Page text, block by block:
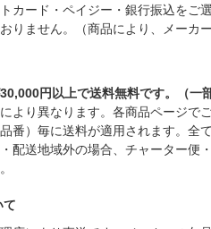
カード・ペイジー・銀行振込をご
りません。（商品により、メーカ
円以上で送料無料です。（一
より異なります。各商品ページで
番）毎に送料が適用されます。全
配送地域外の場合、チャーター便
て